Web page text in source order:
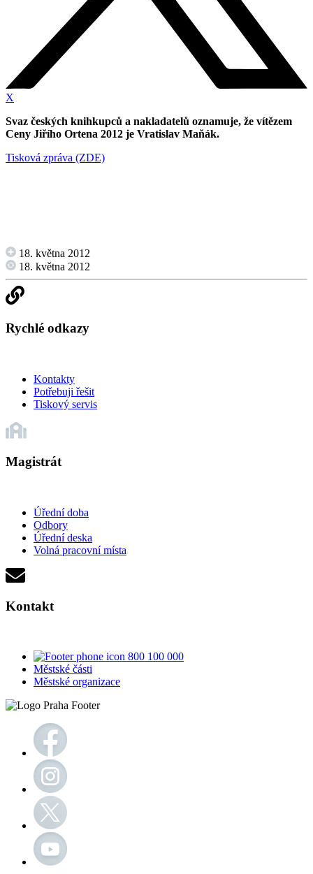
X
Svaz českých knihkupců a nakladatelů oznamuje, že vítězem
Ceny Jiřího Ortena 2012 je Vratislav Maňák.
Tisková zpráva (ZDE)
18. května 2012
18. května 2012
Rychlé odkazy
Kontakty
Potřebuji řešit
Tiskový servis
Magistrát
Úřední doba
Odbory
Úřední deska
Volná pracovní místa
Kontakt
800 100 000
Městské části
Městské organizace